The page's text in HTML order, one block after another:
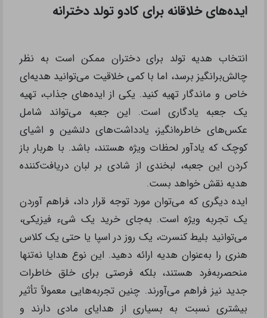
ایده‌های خلاقانه برای کادو تولد دخترانه
انتخاب هدیه تولد برای دختران ممکن است به نظر
چالش‌برانگیز برسد، اما با کمی خلاقیت می‌توانید هدیه‌ای
خاص و ماندگار تهیه کنید. یکی از ایده‌های جذاب، تهیه
یک جعبه یادگاری است. این جعبه می‌تواند شامل
عکس‌های خاطره‌انگیز، یادداشت‌های دلنشین و اشیای
کوچک که یادآور لحظات ویژه هستند، باشد. با هربار باز
کردن این جعبه، لبخندی از شادی بر لبان دریافت‌کننده
هدیه نقش خواهد بست.
ایده دیگری که می‌توان مورد توجه قرار داد، فراهم آوردن
یک تجربه ویژه است. به‌جای خرید یک شیء فیزیکی،
می‌توانید بلیط کنسرت، یک روز در اسپا یا حتی یک کلاس
هنری را به‌عنوان هدیه ارائه دهید. این نوع هدایا نه‌تنها
منحصربه‌فرد هستند، بلکه فرصتی برای خلق خاطرات
جدید نیز فراهم می‌آورند. چنین تجربه‌هایی معمولاً تأثیر
بیشتری نسبت به بسیاری از هدایای مادی دارند و